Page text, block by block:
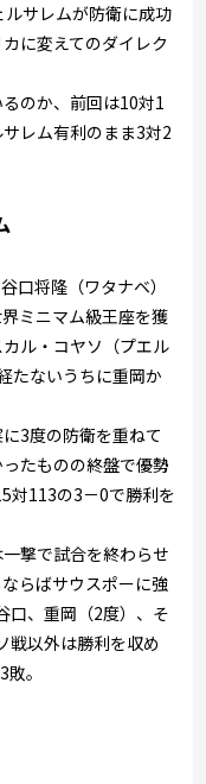
サレムが防衛に成功
に変えてのダイレク
のか、前回は10対1
レム有利のまま3対2
口将隆（ワタナベ）
ミニマム級王座を獲
ル・コヤソ（プエル
たないうちに重岡か
3度の防衛を重ねて
たものの終盤で優勢
対113の3－0で勝利を
撃で試合を終わらせ
らばサウスポーに強
口、重岡（2度）、そ
戦以外は勝利を収め
。